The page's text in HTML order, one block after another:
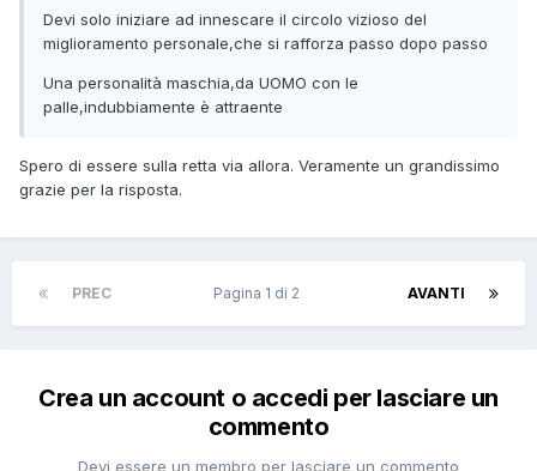
Devi solo iniziare ad innescare il circolo vizioso del
miglioramento personale,che si rafforza passo dopo passo
Una personalità maschia,da UOMO con le
palle,indubbiamente è attraente
Spero di essere sulla retta via allora. Veramente un grandissimo
grazie per la risposta.
PREC AVANTI
Pagina 1 di 2
Crea un account o accedi per lasciare un
commento
Devi essere un membro per lasciare un commento